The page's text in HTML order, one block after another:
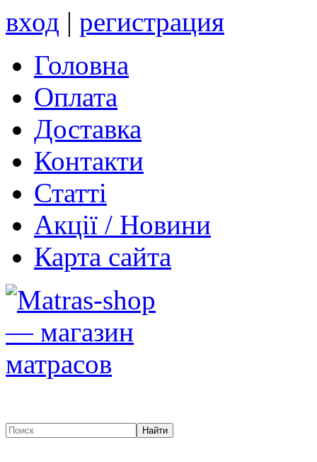
вход | регистрация
Головна
Оплата
Доставка
Контакти
Статті
Акції / Новини
Карта сайта